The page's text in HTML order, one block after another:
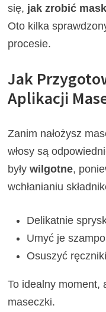
się, jak zrobić
Oto kilka
procesie.
Jak
Aplikacji
Zanim nałożysz
włosy są
byływilgotne,
wchłanianiu
Delikatnie
Umyć je
Osuszyć
To idealny moment,
maseczki.